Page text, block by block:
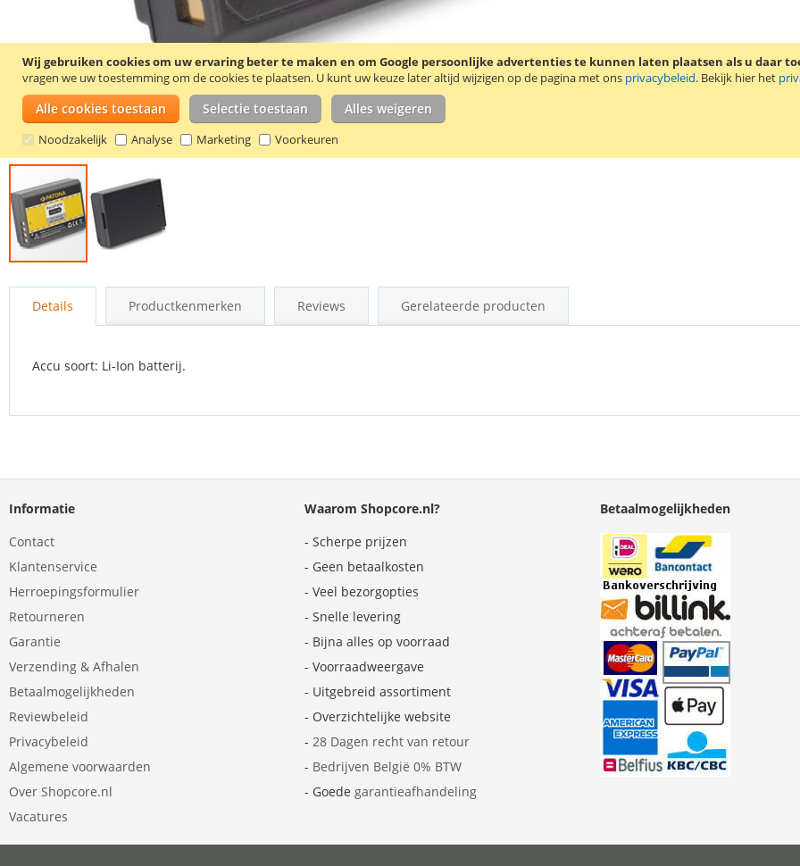
Wij gebruiken cookies om uw ervaring beter te maken en om Google persoonlijke advertenties te kunnen laten plaatsen als u daar
vragen we uw toestemming om de cookies te plaatsen. U kunt uw keuze later altijd wijzigen op de pagina met ons privacybeleid. Bekijk hier het
Alle cookies toestaan Selectie toestaan Alles weigeren
Noodzakelijk Analyse Marketing Voorkeuren
naar
Details Productkenmerken Reviews Gerelateerde producten
Accu soort: Li-Ion batterij.
Informatie
Contact
Klantenservice
Herroepingsformulier
Retourneren
Garantie
Verzending & Afhalen
Betaalmogelijkheden
Reviewbeleid
Privacybeleid
Algemene voorwaarden
Over Shopcore.nl
Vacatures
Waarom Shopcore.nl?
- Scherpe prijzen
- Geen betaalkosten
- Veel bezorgopties
- Snelle levering
- Bijna alles op voorraad
- Voorraadweergave
- Uitgebreid assortiment
- Overzichtelijke website
- 28 Dagen recht van retour
- Bedrijven België 0% BTW
- Goede garantieafhandeling
Betaalmogelijkheden